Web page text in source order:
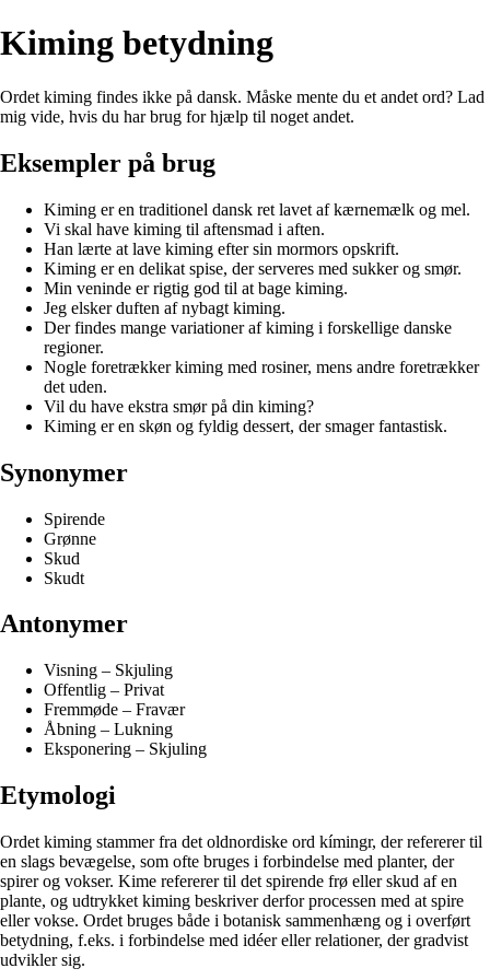
Kiming betydning
Ordet kiming findes ikke på dansk. Måske mente du et andet ord? Lad
mig vide, hvis du har brug for hjælp til noget andet.
Eksempler på brug
Kiming er en traditionel dansk ret lavet af kærnemælk og mel.
Vi skal have kiming til aftensmad i aften.
Han lærte at lave kiming efter sin mormors opskrift.
Kiming er en delikat spise, der serveres med sukker og smør.
Min veninde er rigtig god til at bage kiming.
Jeg elsker duften af nybagt kiming.
Der findes mange variationer af kiming i forskellige danske
regioner.
Nogle foretrækker kiming med rosiner, mens andre foretrækker
det uden.
Vil du have ekstra smør på din kiming?
Kiming er en skøn og fyldig dessert, der smager fantastisk.
Synonymer
Spirende
Grønne
Skud
Skudt
Antonymer
Visning – Skjuling
Offentlig – Privat
Fremmøde – Fravær
Åbning – Lukning
Eksponering – Skjuling
Etymologi
Ordet kiming stammer fra det oldnordiske ord kímingr, der refererer til
en slags bevægelse, som ofte bruges i forbindelse med planter, der
spirer og vokser. Kime refererer til det spirende frø eller skud af en
plante, og udtrykket kiming beskriver derfor processen med at spire
eller vokse. Ordet bruges både i botanisk sammenhæng og i overført
betydning, f.eks. i forbindelse med idéer eller relationer, der gradvist
udvikler sig.